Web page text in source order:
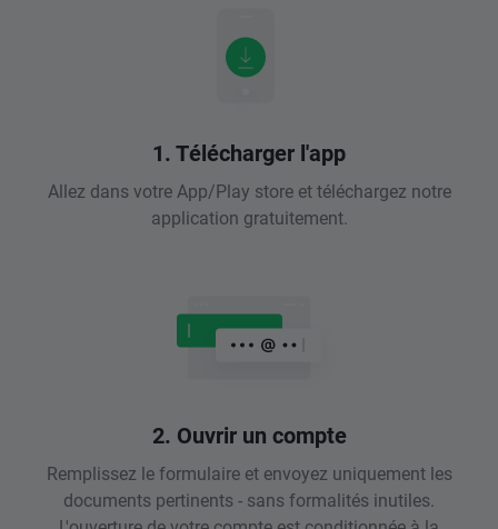
1. Télécharger l'app
Allez dans votre App/Play store et téléchargez notre
application gratuitement.
2. Ouvrir un compte
Remplissez le formulaire et envoyez uniquement les
documents pertinents - sans formalités inutiles.